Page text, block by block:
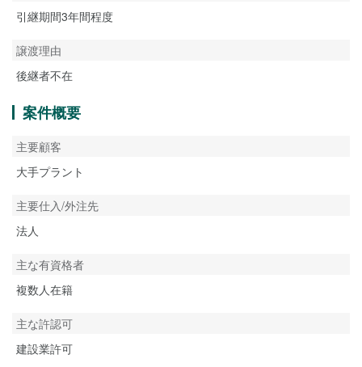
引継期間3年間程度
譲渡理由
後継者不在
案件概要
主要顧客
大手プラント
主要仕入/外注先
法人
主な有資格者
複数人在籍
主な許認可
建設業許可